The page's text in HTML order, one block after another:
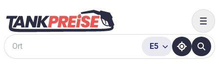
Suche
E5